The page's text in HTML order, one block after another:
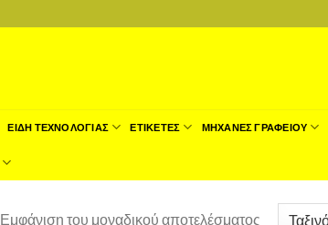
ΕΙΔΗ ΤΕΧΝΟΛΟΓΙΑΣ ΕΤΙΚΕΤΕΣ ΜΗΧΑΝΕΣ ΓΡΑΦΕΙΟΥ
Εμφάνιση του μοναδικού αποτελέσματος